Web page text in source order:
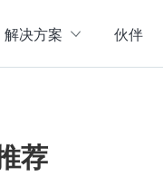
解决方案 伙伴
荐